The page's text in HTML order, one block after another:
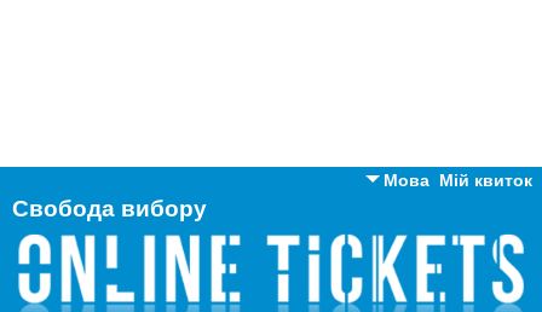
Мій квиток
Мова
Англійська
Російська
Свобода вибору